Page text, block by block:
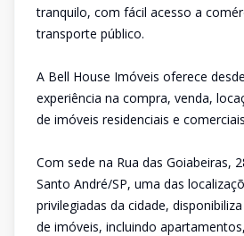
tranquilo, com fácil acesso a
transporte público.
A Bell House Imóveis oferece
experiência na compra, venda,
de imóveis residenciais e
Com sede na Rua das Goiabeiras,
Santo André/SP, uma das
privilegiadas da cidade,
de imóveis, incluindo